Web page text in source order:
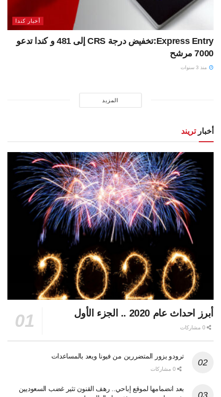
أخبار كندا
Express Entry:تخفيض درجة CRS إلى 481 و كندا تدعو
7000 مرشح
منذ 3 سنوات
المزيد
أخبارتريند
أبرز احداث عام 2020 .. الجزء الأول
ترودو يزور المتضررين من فيونا ويعد بالمساعدات
بعد انضمامها لموقع إباحي.. رهف القنون تثير غضب السعوديين